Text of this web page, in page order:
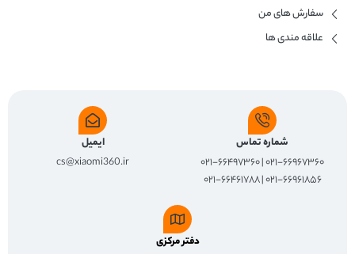
سفارش های من
علاقه مندی ها
شماره تماس
۰۲۱-۶۶۹۶۷۳۶۰ | ۰۲۱-۶۶۴۹۷۳۶۰
۰۲۱-۶۶۹۶۱۸۵۶ | ۰۲۱-۶۶۴۶۱۷۸۸
ایمیل
cs@xiaomi360.ir
دفتر مرکزی